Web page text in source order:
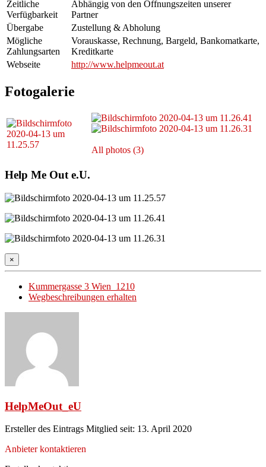
Zeitliche
Verfügbarkeit
Abhängig von den Öffnungszeiten unserer
Partner
Übergabe
Zustellung & Abholung
Mögliche
Zahlungsarten
Vorauskasse, Rechnung, Bargeld, Bankomatkarte,
Kreditkarte
Webseite
http://www.helpmeout.at
Fotogalerie
All photos (3)
Help Me Out e.U.
×
Kummergasse 3 Wien 1210
Wegbeschreibungen erhalten
HelpMeOut_eU
Ersteller des Eintrags Mitglied seit: 13. April 2020
Anbieter kontaktieren